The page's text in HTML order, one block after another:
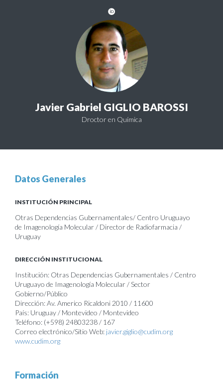
Javier Gabriel GIGLIO BAROSSI
Droctor en Química
Datos Generales
INSTITUCIÓN PRINCIPAL
Otras Dependencias Gubernamentales/ Centro Uruguayo
de Imagenología Molecular / Director de Radiofarmacia /
Uruguay
DIRECCIÓN INSTITUCIONAL
Institución: Otras Dependencias Gubernamentales / Centro
Uruguayo de Imagenología Molecular / Sector
Gobierno/Público
Dirección: Av. Americo Ricaldoni 2010 / 11600
País: Uruguay / Montevideo / Montevideo
Teléfono: (+598) 24803238 / 167
Correo electrónico/Sitio Web: javier.giglio@cudim.org
www.cudim.org
Formación